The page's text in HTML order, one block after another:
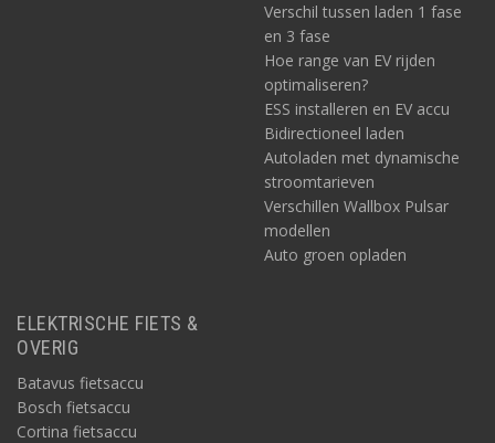
Verschil tussen laden 1 fase
en 3 fase
Hoe range van EV rijden
optimaliseren?
ESS installeren en EV accu
Bidirectioneel laden
Autoladen met dynamische
stroomtarieven
Verschillen Wallbox Pulsar
modellen
Auto groen opladen
ELEKTRISCHE FIETS &
OVERIG
Batavus fietsaccu
Bosch fietsaccu
Cortina fietsaccu